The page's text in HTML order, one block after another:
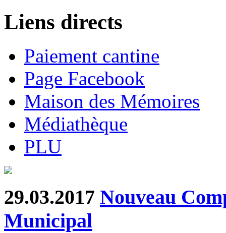
Liens directs
Paiement cantine
Page Facebook
Maison des Mémoires
Médiathèque
PLU
29.03.2017 Nouveau
Municipal